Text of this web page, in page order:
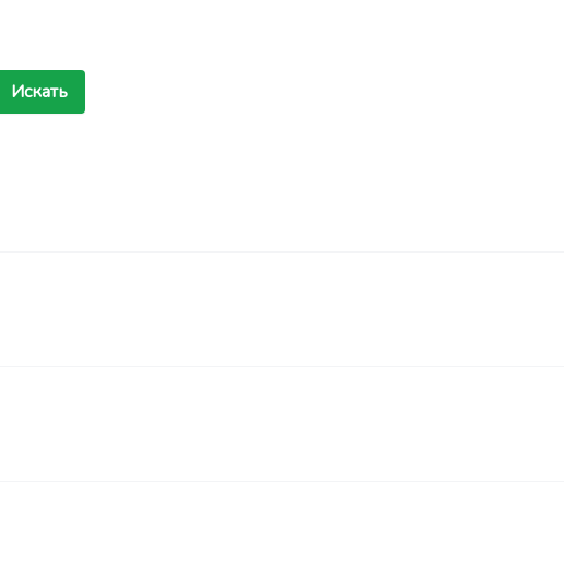
Искать